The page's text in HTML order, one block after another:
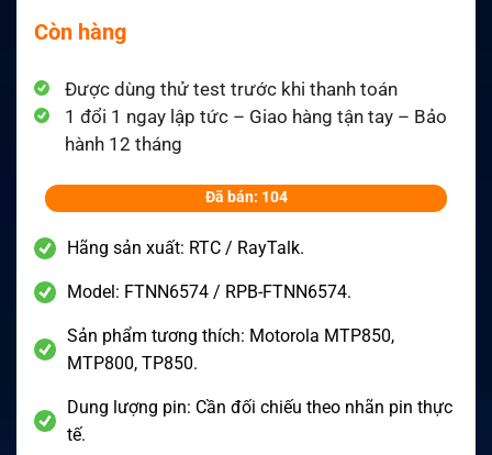
Còn hàng
Được dùng thử test trước khi thanh toán
1 đổi 1 ngay lập tức – Giao hàng tận tay – Bảo
hành 12 tháng
Đã bán: 104
Hãng sản xuất: RTC / RayTalk.
Model: FTNN6574 / RPB-FTNN6574.
Sản phẩm tương thích: Motorola MTP850,
MTP800, TP850.
Dung lượng pin: Cần đối chiếu theo nhãn pin thực
tế.